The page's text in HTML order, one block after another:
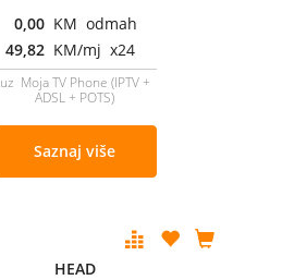
0,00 KM odmah
49,82 KM/mj x24
uz Moja TV Phone (IPTV +
ADSL + POTS)
Saznaj više
HEAD